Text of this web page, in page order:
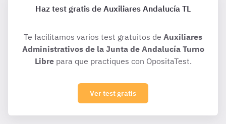
Haz test gratis de Auxiliares Andalucía TL
Te facilitamos varios test gratuitos de Auxiliares
Administrativos de la Junta de Andalucía Turno
Librepara que practiques con OpositaTest.
Ver test gratis